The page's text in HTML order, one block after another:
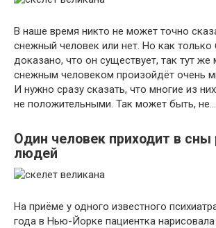
В наше время никто не может точно
снежный человек или нет. Но как только
доказано, что он существует, так тут
снежным человеком произойдёт очень
И нужно сразу сказать, что многие из
не положительными. Так может быть,
Один человек приходит в сны
людей
На приёме у одного известного
года в Нью-Йорке пациентка